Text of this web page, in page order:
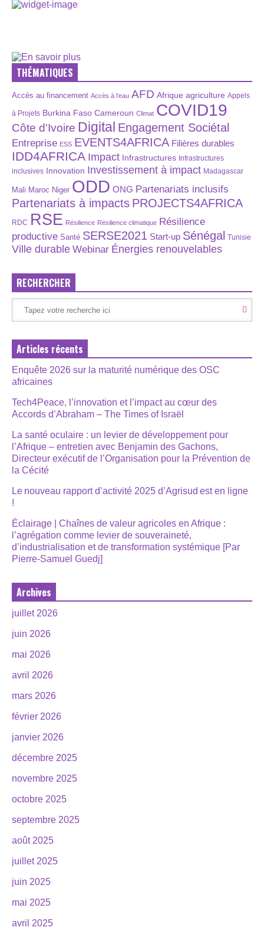
THÉMATIQUES
Accès au financement Accès à l’eau AFD Afrique agriculture Appels
à Projets Burkina Faso Cameroun Climat COVID19
Côte d'Ivoire Digital Engagement Sociétal
Entreprise ESS EVENTS4AFRICA Filières durables
IDD4AFRICA Impact Infrastructures Infrastructures
inclusives Innovation Investissement à impact Madagascar
Mali Maroc Niger ODD ONG Partenariats inclusifs
Partenariats à impacts PROJECTS4AFRICA
RDC RSE Résilience Résilience climatique Résilience
productive Santé SERSE2021 Start-up Sénégal Tunisie
Ville durable Webinar Énergies renouvelables
RECHERCHER
Articles récents
Enquête 2026 sur la maturité numérique des OSC
africaines
Tech4Peace, l’innovation et l’impact au cœur des
Accords d’Abraham – The Times of Israël
La santé oculaire : un levier de développement pour
l’Afrique – entretien avec Benjamin des Gachons,
Directeur exécutif de l’Organisation pour la Prévention de
la Cécité
Le nouveau rapport d’activité 2025 d’Agrisud est en ligne
!
Éclairage | Chaînes de valeur agricoles en Afrique :
l’agrégation comme levier de souveraineté,
d’industrialisation et de transformation systémique [Par
Pierre-Samuel Guedj]
Archives
juillet 2026
juin 2026
mai 2026
avril 2026
mars 2026
février 2026
janvier 2026
décembre 2025
novembre 2025
octobre 2025
septembre 2025
août 2025
juillet 2025
juin 2025
mai 2025
avril 2025